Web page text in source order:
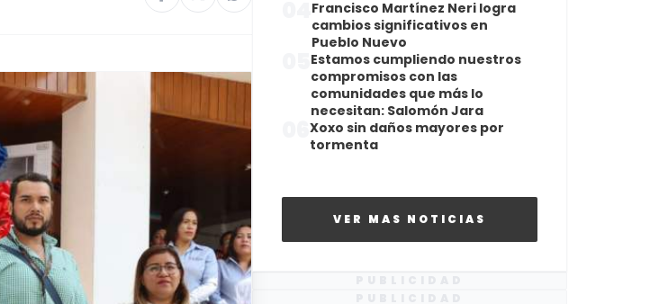
Francisco Martínez Neri logra
cambios significativos en
Pueblo Nuevo
Estamos cumpliendo nuestros
compromisos con las
comunidades que más lo
necesitan: Salomón Jara
Xoxo sin daños mayores por
tormenta
VER MAS NOTICIAS